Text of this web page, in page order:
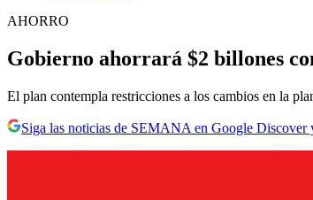
AHORRO
Gobierno ahorrará $2 billones
El plan contempla restricciones a los cambios en la
Siga las noticias de SEMANA en Google Discover